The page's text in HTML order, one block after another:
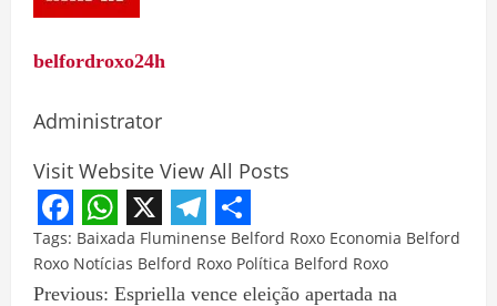
belfordroxo24h
Administrator
Visit Website View All Posts
Facebook
WhatsApp
X Telegram
Share
Tags: Baixada Fluminense Belford Roxo Economia Belford
Roxo Notícias Belford Roxo Política Belford Roxo
Previous: Espriella vence eleição apertada na